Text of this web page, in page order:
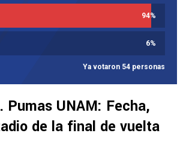
94%
6%
Ya votaron 54 personas
Pumas UNAM: Fecha,
de la final de vuelta